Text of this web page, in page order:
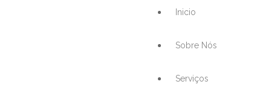
Inicio
Sobre Nós
Serviços